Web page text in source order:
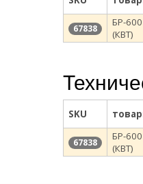
67838
БР-
(КВТ)
SKU
67838
БР-
(КВТ)